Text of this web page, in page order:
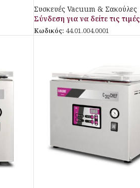
Συσκευές Vacuum & Σακούλες
Σύνδεση για να δείτε τις τιμές
Κωδικός:44.01.004.0001